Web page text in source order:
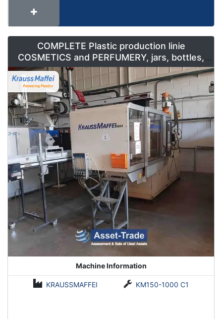
COMPLETE Plastic production linie
COSMETICS and PERFUMERY, jars, bottles,
caps and containers for sale
Machine Information
KRAUSSMAFFEI KM150-1000 C1